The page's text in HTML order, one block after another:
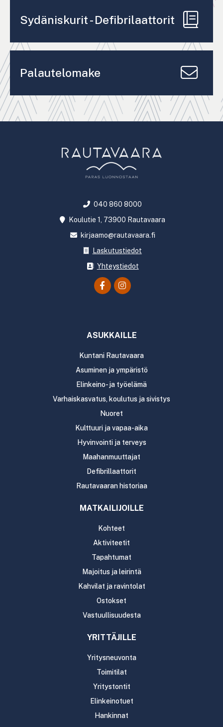
Sydäniskurit - Defibrilaattorit
Palautelomake
040 860 8000
Koulutie 1, 73900 Rautavaara
kirjaamo@rautavaara.fi
Laskutustiedot
Yhteystiedot
ASUKKAILLE
Kuntani Rautavaara
Asuminen ja ympäristö
Elinkeino- ja työelämä
Varhaiskasvatus, koulutus ja sivistys
Nuoret
Kulttuuri ja vapaa-aika
Hyvinvointi ja terveys
Maahanmuuttajat
Defibrillaattorit
Rautavaaran historiaa
MATKAILIJOILLE
Kohteet
Aktiviteetit
Tapahtumat
Majoitus ja leirintä
Kahvilat ja ravintolat
Ostokset
Vastuullisuudesta
YRITTÄJILLE
Yritysneuvonta
Toimitilat
Yritystontit
Elinkeinotuet
Hankinnat